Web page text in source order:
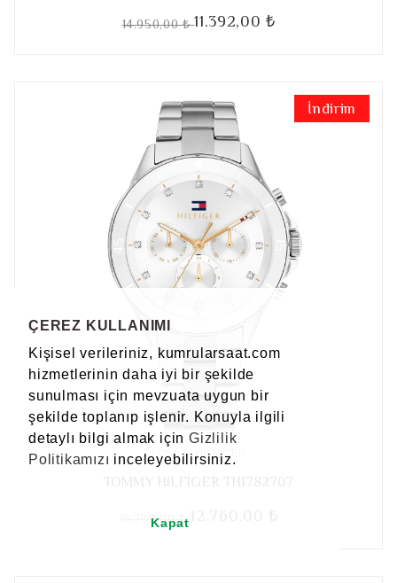
ÇEREZ KULLANIMI
Kişisel verileriniz, kumrularsaat.com
hizmetlerinin daha iyi bir şekilde
sunulması için mevzuata uygun bir
şekilde toplanıp işlenir. Konuyla ilgili
detaylı bilgi almak içinGizlilik
Politikamızı inceleyebilirsiniz.
Kapat
14.950,00 ₺11.392,00 ₺
İndirim
TOMMY HILFIGER
16.750,00 ₺